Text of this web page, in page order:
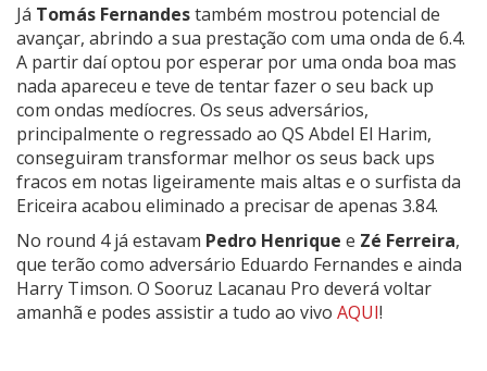
Já Tomás Fernandestambém mostrou potencial de
avançar, abrindo a sua prestação com uma onda de 6.4.
A partir daí optou por esperar por uma onda boa mas
nada apareceu e teve de tentar fazer o seu back up
com ondas medíocres. Os seus adversários,
principalmente o regressado ao QS Abdel El Harim,
conseguiram transformar melhor os seus back ups
fracos em notas ligeiramente mais altas e o surfista da
Ericeira acabou eliminado a precisar de apenas 3.84.
No round 4 já estavam Pedro Henrique e Zé Ferreira,
que terão como adversário Eduardo Fernandes e ainda
Harry Timson. O Sooruz Lacanau Pro deverá voltar
amanhã e podes assistir a tudo ao vivo AQUI!